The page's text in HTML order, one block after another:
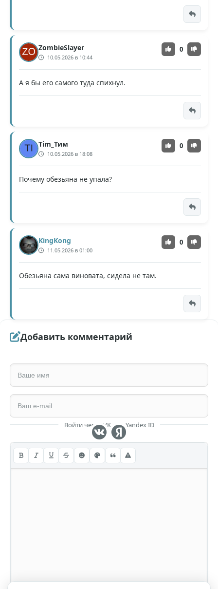
ZombieSlayer
10.05.2026 в 10:44
0
А я бы его самого туда спихнул.
Tim_Тим
10.05.2026 в 18:08
0
Почему обезьяна не упала?
KingKong
11.05.2026 в 01:00
0
Обезьяна сама виновата, сидела не там.
Добавить комментарий
Войти через VK или Yandex ID